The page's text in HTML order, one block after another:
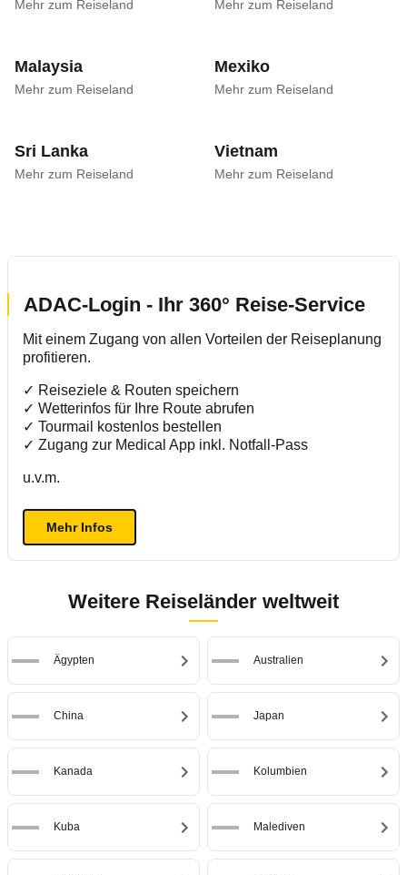
Mehr zum Reiseland Mehr zum Reiseland
Malaysia
Mehr zum Reiseland
Mexiko
Mehr zum Reiseland
Sri Lanka
Mehr zum Reiseland
Vietnam
Mehr zum Reiseland
ADAC-Login - Ihr 360° Reise-Service
Mit einem Zugang von allen Vorteilen der Reiseplanung
profitieren.
✓ Reiseziele & Routen speichern
✓ Wetterinfos für Ihre Route abrufen
✓ Tourmail kostenlos bestellen
✓ Zugang zur Medical App inkl. Notfall-Pass
u.v.m.
Mehr Infos
Weitere Reiseländer weltweit
Ägypten Australien
China Japan
Kanada Kolumbien
Kuba Malediven